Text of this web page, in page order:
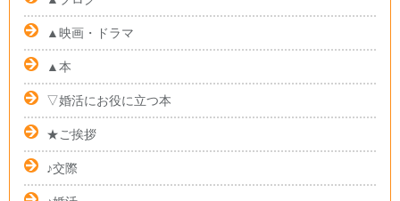
▲映画・ドラマ
▲本
▽婚活にお役に立つ本
★ご挨拶
♪交際